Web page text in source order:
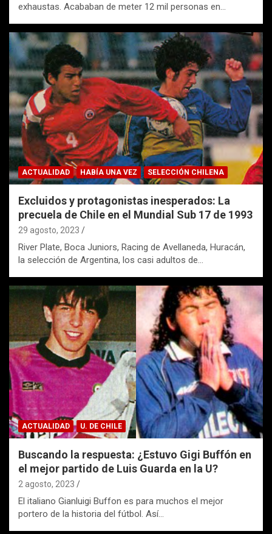
exhaustas. Acababan de meter 12 mil personas en…
ACTUALIDAD HABÍA UNA VEZ SELECCIÓN CHILENA
Excluidos y protagonistas inesperados: La
precuela de Chile en el Mundial Sub 17 de 1993
29 agosto, 2023
River Plate, Boca Juniors, Racing de Avellaneda, Huracán,
la selección de Argentina, los casi adultos de…
ACTUALIDAD U. DE CHILE
Buscando la respuesta: ¿Estuvo Gigi Buffón en
el mejor partido de Luis Guarda en la U?
2 agosto, 2023
El italiano Gianluigi Buffon es para muchos el mejor
portero de la historia del fútbol. Así…